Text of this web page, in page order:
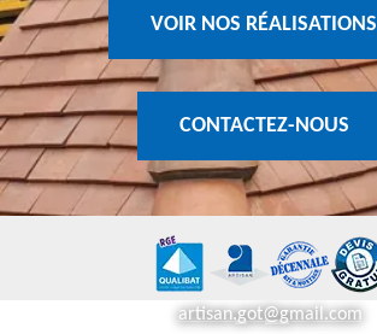
VOIR NOS RÉALISATIONS
CONTACTEZ-NOUS
artisan.got@gmail.com